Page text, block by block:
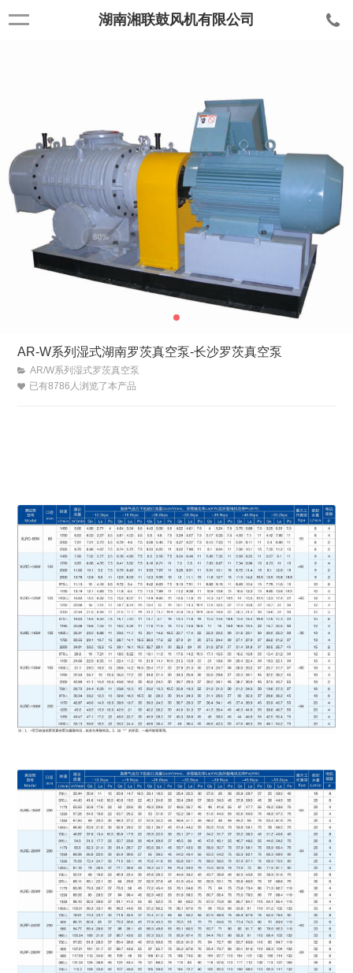
湖南湘联鼓风机有限公司
AR-W系列湿式湖南罗茨真空泵-长沙罗茨真空泵
AR/W系列湿式罗茨真空泵
已有8786人浏览了本产品